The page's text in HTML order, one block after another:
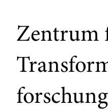
Zentrum